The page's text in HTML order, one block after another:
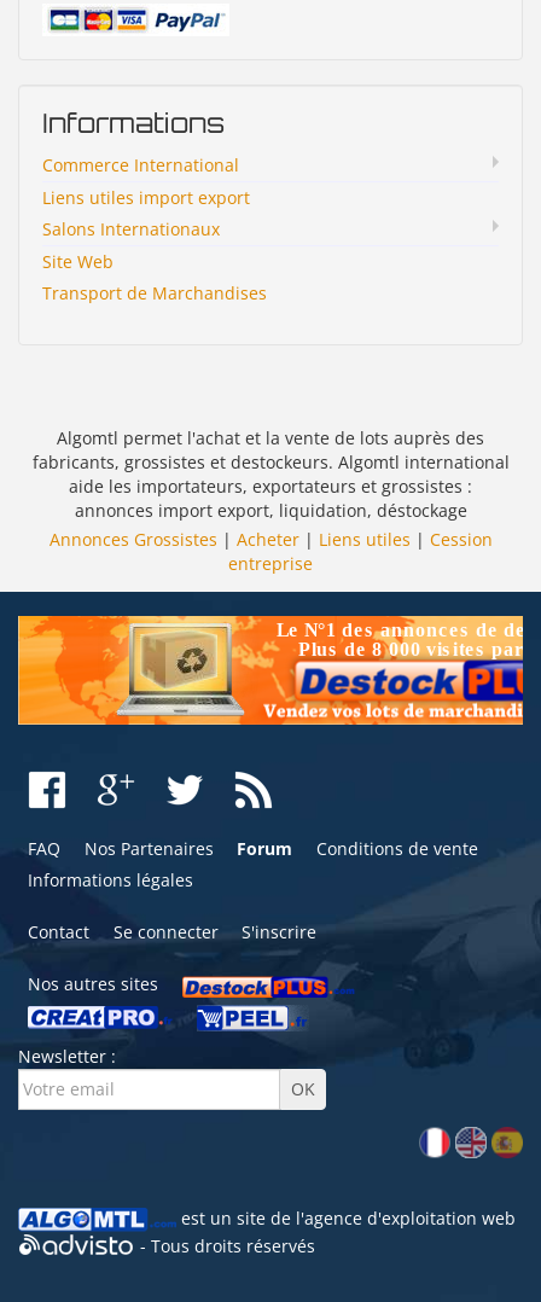
Informations
Commerce International
Liens utiles import export
Salons Internationaux
Site Web
Transport de Marchandises
Algomtl permet l'achat et la vente de lots auprès des
fabricants, grossistes et destockeurs. Algomtl international
aide les importateurs, exportateurs et grossistes :
annonces import export, liquidation, déstockage
Annonces Grossistes | Acheter| Liens utiles | Cession
entreprise
FAQ Nos Partenaires Forum
Conditions de vente
Informations légales
Contact Se connecter S'inscrire
Nos autres sites
Newsletter :
est un site de l'agence d'exploitation web
- Tous droits réservés